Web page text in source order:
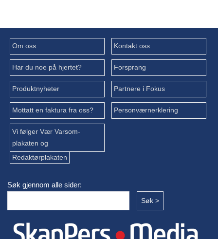
Om oss Kontakt oss
Har du noe på hjertet? Forsprang
Produktnyheter Partnere i Fokus
Mottatt en faktura fra oss? Personværnerklering
Vi følger Vær Varsom-
plakaten og
Redaktørplakaten
Søk gjennom alle sider: